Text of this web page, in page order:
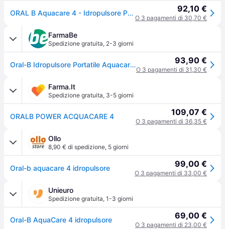
ORAL B Aquacare 4 - Idropulsore Portatile 92,10 €
O 3 pagamenti di 30,70 €
FarmaBe
Spedizione gratuita, 2-3 giorni
Oral-B Idropulsore Portatile Aquacare 4 con Tecnologia Oxyjet, 1 Idropulsore 93,90 €
O 3 pagamenti di 31,30 €
Farma.It
Spedizione gratuita, 3-5 giorni
ORALB POWER ACQUACARE 4 109,07 €
O 3 pagamenti di 36,35 €
Ollo
8,90 € di spedizione, 5 giorni
Oral-b aquacare 4 idropulsore 99,00 €
O 3 pagamenti di 33,00 €
Unieuro
Spedizione gratuita, 1-3 giorni
Oral-B AquaCare 4 idropulsore 69,00 €
O 3 pagamenti di 23,00 €